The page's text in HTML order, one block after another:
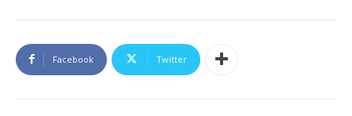
Facebook Twitter